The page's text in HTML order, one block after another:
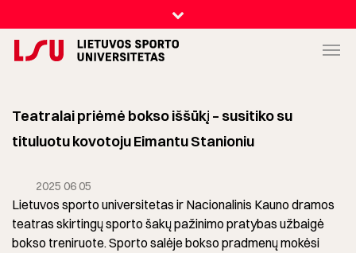
Teatralai priėmė bokso iššūkį – susitiko su
tituluotu kovotoju Eimantu Stanioniu
2025 06 05
Lietuvos sporto universitetas ir Nacionalinis Kauno dramos
teatras skirtingų sporto šakų pažinimo pratybas užbaigė
bokso treniruote. Sporto salėje bokso pradmenų mokėsi